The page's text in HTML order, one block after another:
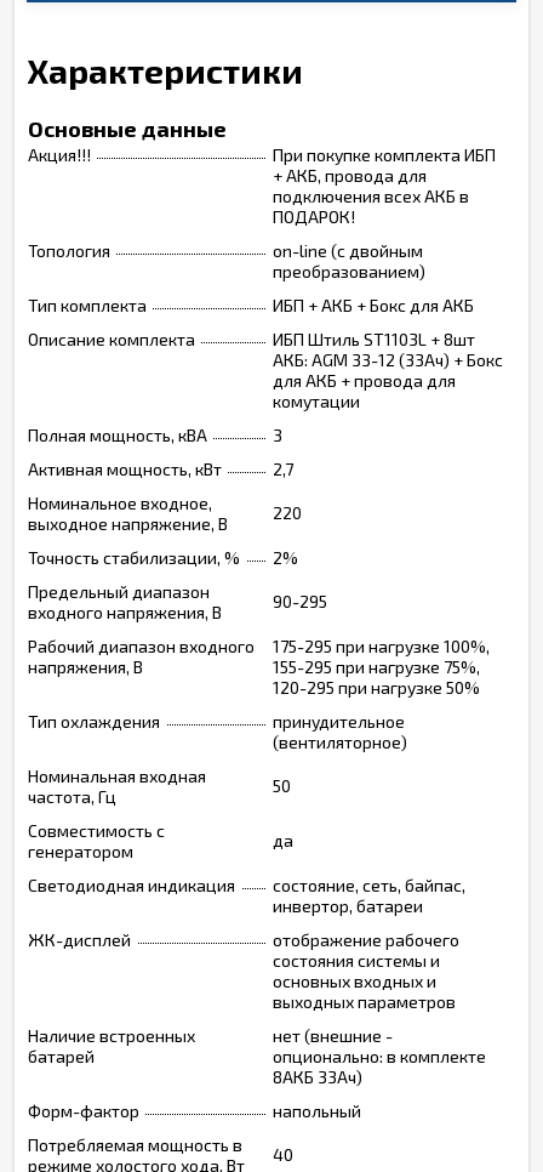
Характеристики
Основные данные
Акция!!!
При покупке комплекта ИБП
+ АКБ, провода для
подключения всех АКБ в
ПОДАРОК!
Топология
on-line (с двойным
преобразованием)
Тип комплекта
ИБП + АКБ + Бокс для АКБ
Описание комплекта
ИБП Штиль ST1103L + 8шт
АКБ: AGM 33-12 (33Ач) + Бокс
для АКБ + провода для
комутации
Полная мощность, кВА
3
Активная мощность, кВт
2,7
Номинальное входное,
выходное напряжение, В
220
Точность стабилизации, %
2%
Предельный диапазон
входного напряжения, В
90-295
Рабочий диапазон входного
напряжения, В
175-295 при нагрузке 100%,
155-295 при нагрузке 75%,
120-295 при нагрузке 50%
Тип охлаждения
принудительное
(вентиляторное)
Номинальная входная
частота, Гц
50
Совместимость с
генератором
да
Светодиодная индикация
состояние, сеть, байпас,
инвертор, батареи
ЖК-дисплей
отображение рабочего
состояния системы и
основных входных и
выходных параметров
Наличие встроенных
батарей
нет (внешние -
опционально: в комплекте
8АКБ 33Ач)
Форм-фактор
напольный
Потребляемая мощность в
режиме холостого хода, Вт
40